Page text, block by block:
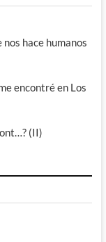
hace humanos
encontré en Los
(II)